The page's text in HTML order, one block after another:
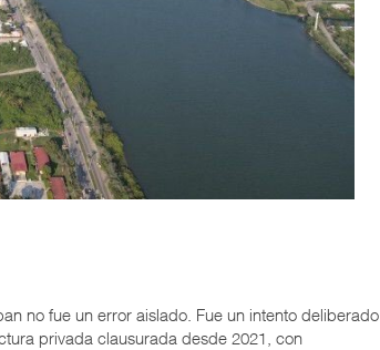
no fue un error aislado. Fue un intento deliberado
privada clausurada desde 2021, con
Corredor del Istmo destraba ramal ferroviario h
04 AGO 2026
Cruceros crecen en Caribe mientras bajan ferrys
04 AGO 2026